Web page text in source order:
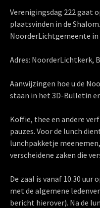
Verenigingsdag 222 gaat
plaatsvinden in de
NoorderLichtgemeente in
Adres: NoorderLichtkerk,
Aanwijzingen hoe u de
staan in het 3D-Bulletin
Koffie, thee en andere
pauzes. Voor de lunch
lunchpakketje
verscheidene zaken die
De zaal is vanaf 10.30 uur
met de algemene
bericht hierover). Na de